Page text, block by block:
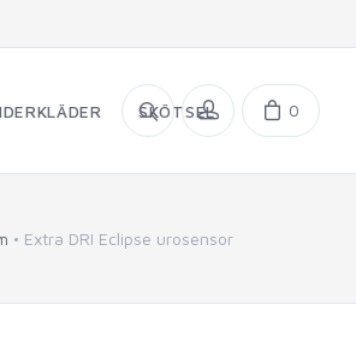
SKÖTSEL 0
Extra DRI Eclipse urosensor